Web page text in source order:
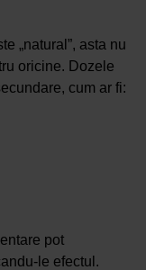
„natural”, asta nu
oricine. Dozele
cum ar fi:
pot
le efectul.